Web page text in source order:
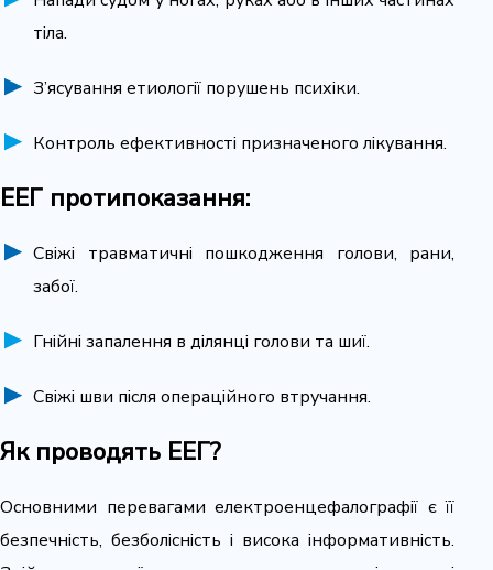
тіла.
З’ясування етиології порушень психіки.
Контроль ефективності призначеного лікування.
ЕЕГ протипоказання:
Свіжі травматичні пошкодження голови, рани,
забої.
Гнійні запалення в ділянці голови та шиї.
Свіжі шви після операційного втручання.
Як проводять ЕЕГ?
Основними перевагами електроенцефалографії є її
безпечність, безболісність і висока інформативність.